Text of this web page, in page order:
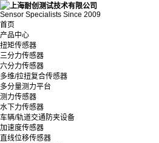
Sensor Specialists Since 2009
首页
产品中心
扭矩传感器
三分力传感器
六分力传感器
多维/拉扭复合传感器
多分量测力平台
测力传感器
水下力传感器
车辆/轨道交通防夹设备
加速度传感器
直线位移传感器